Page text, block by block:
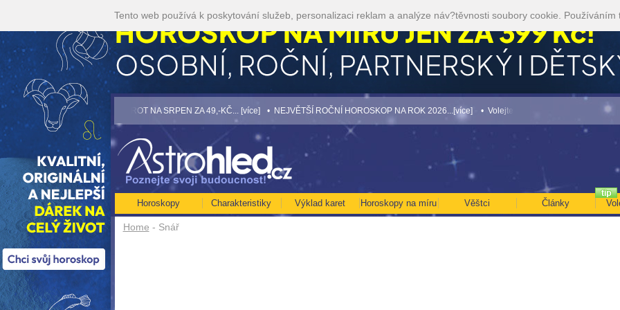
Home - Snář
Horoskopy Charakteristiky Výklad karet Horoskopy na míru Věštci Články
akci 35kč/min! [více] • TAROT NA SRPEN ZA 49,-KČ... [více] • NEJVĚTŠÍ ROČNÍ HOROSKOP NA ROK 2026...[více] • Volejte kartářkám levněji a využijte akci
Tento web používá k poskytování služeb, personalizaci reklam a analýze náv?těvnosti soubory cookie. Používáním